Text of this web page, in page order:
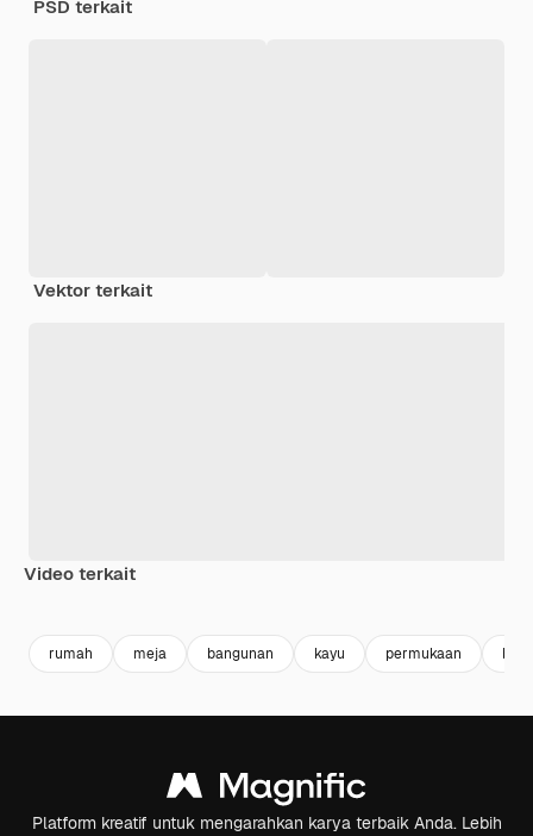
PSD terkait
Vektor terkait
Video terkait
rumah meja bangunan kayu permukaan
Platform kreatif untuk mengarahkan karya terbaik Anda. Lebih